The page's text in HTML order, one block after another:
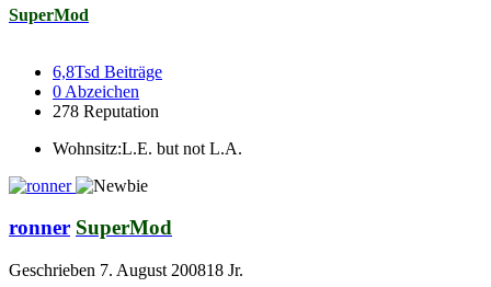
SuperMod
6,8Tsd Beiträge
0 Abzeichen
278 Reputation
Wohnsitz:L.E. but not L.A.
ronner SuperMod
Geschrieben 7. August 200818 Jr.